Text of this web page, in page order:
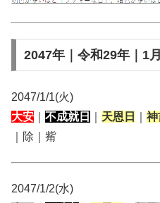
2047年｜令和29年｜1
2047/1/1(火)
大安
不成就日 天恩日 神
｜除｜觜
2047/1/2(水)